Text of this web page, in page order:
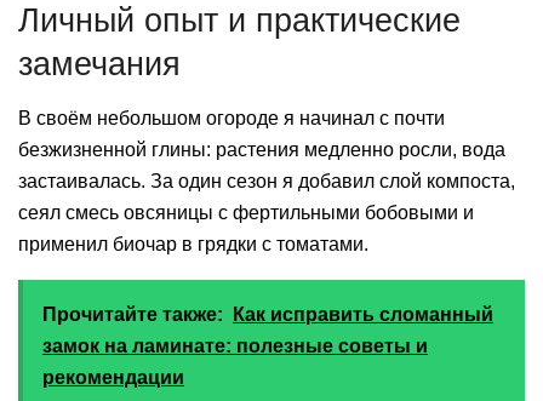
Личный опыт и практические
замечания
В своём небольшом огороде я начинал с почти
безжизненной глины: растения медленно росли, вода
застаивалась. За один сезон я добавил слой компоста,
сеял смесь овсяницы с фертильными бобовыми и
применил биочар в грядки с томатами.
Прочитайте также:
Как исправить сломанный
замок на ламинате: полезные советы и
рекомендации